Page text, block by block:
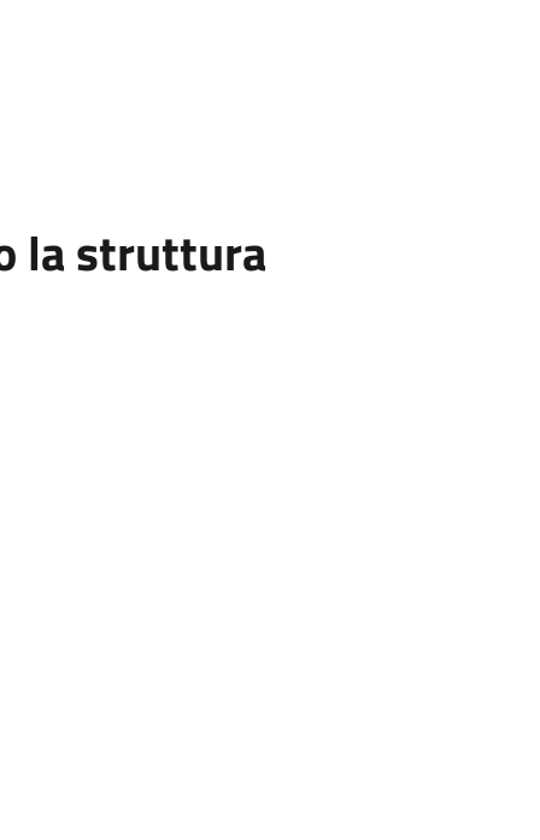
la struttura